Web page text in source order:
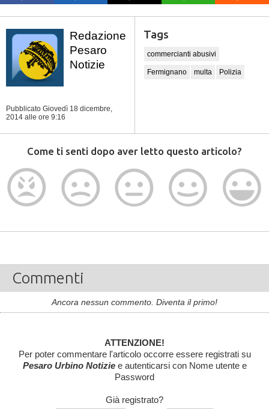
Redazione
Pesaro
Notizie
Pubblicato Giovedì 18 dicembre,
2014 alle ore 9:16
Tags
commercianti abusivi
Fermignano multa Polizia
Come ti senti dopo aver letto questo articolo?
Commenti
Ancora nessun commento. Diventa il primo!
ATTENZIONE!
Per poter commentare l'articolo occorre essere registrati su
Pesaro Urbino Notiziee autenticarsi con Nome utente e
Password
Già registrato?